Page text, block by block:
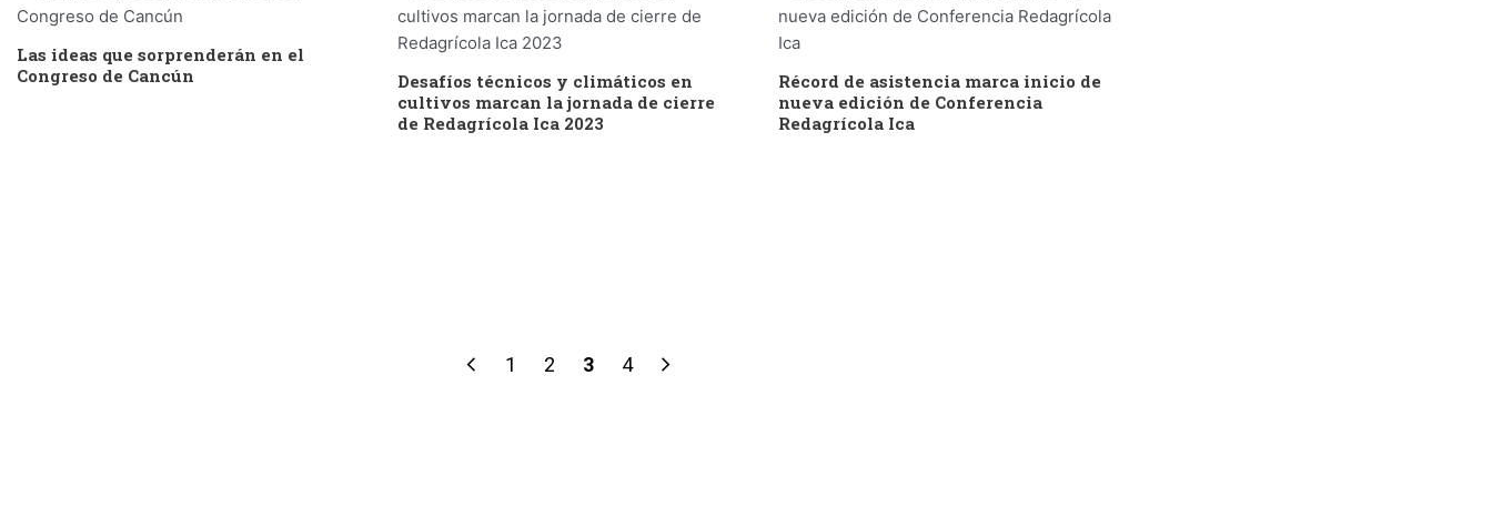
Las ideas que sorprenderán en el
Congreso de Cancún
Desafíos técnicos y climáticos en
cultivos marcan la jornada de cierre
de Redagrícola Ica 2023
Récord de asistencia marca inicio de
nueva edición de Conferencia
Redagrícola Ica
1 2 3 4